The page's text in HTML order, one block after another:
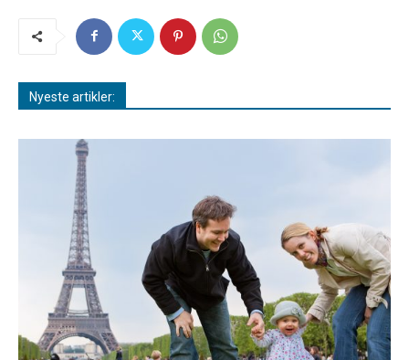
Nyeste artikler: